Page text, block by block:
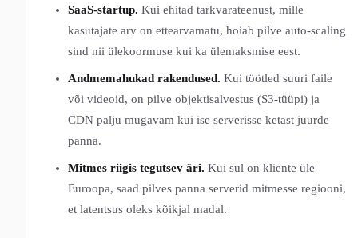
SaaS-startup. Kui ehitad tarkvarateenust, mille
kasutajate arv on ettearvamatu, hoiab pilve auto-scaling
sind nii ülekoormuse kui ka ülemaksmise eest.
Andmemahukad rakendused. Kui töötled suuri faile
või videoid, on pilve objektisalvestus (S3-tüüpi) ja
CDN palju mugavam kui ise serverisse ketast juurde
panna.
Mitmes riigis tegutsev äri. Kui sul on kliente üle
Euroopa, saad pilves panna serverid mitmesse regiooni,
et latentsus oleks kõikjal madal.